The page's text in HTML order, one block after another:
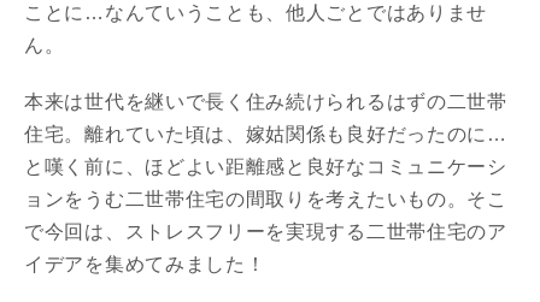
ことに…なんていうことも、他人ごとではありませ
ん。
本来は世代を継いで長く住み続けられるはずの二世帯
住宅。離れていた頃は、嫁姑関係も良好だったのに…
と嘆く前に、ほどよい距離感と良好なコミュニケーシ
ョンをうむ二世帯住宅の間取りを考えたいもの。そこ
で今回は、ストレスフリーを実現する二世帯住宅のア
イデアを集めてみました！